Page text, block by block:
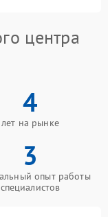
центра
4
лет на рынке
3
опыт работы
специалистов